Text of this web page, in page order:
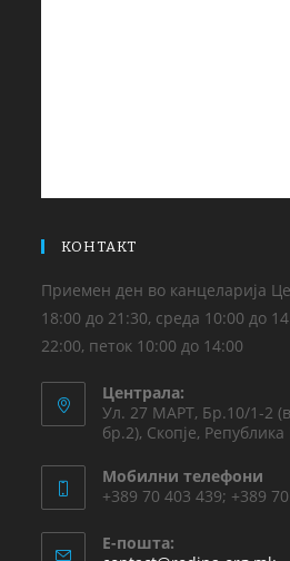
КОНТАКТ
Приемен ден во канцеларија
18:00 до 21:30, среда 10:00 до
22:00, петок 10:00 до 14:00
Централа:
Ул. 27 МАРТ, Бр.10/1-2
бр.2), Скопје,
Мобилни телефони
+389 70 403 439; +389
Е-пошта: